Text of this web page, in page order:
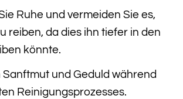
Ruhe und vermeiden Sie es,
reiben, da dies ihn tiefer in den
könnte.
Sanftmut und Geduld während
Reinigungsprozesses.